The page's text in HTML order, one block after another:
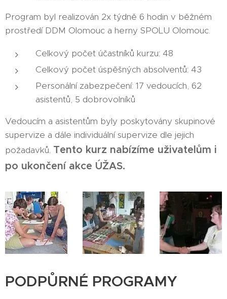
Program byl realizován 2x týdně 6 hodin v běžném
prostředí DDM Olomouc a herny SPOLU Olomouc.
Celkový počet účastníků kurzu: 48
Celkový počet úspěšných absolventů: 43
Personální zabezpečení: 17 vedoucích, 62
asistentů, 5 dobrovolníků
Vedoucím a asistentům byly poskytovány skupinové
supervize a dále individuální supervize dle jejich
požadavků. Tento kurz nabízíme uživatelům i
po ukončení akce ÚŽAS.
PODPŮRNÉ PROGRAMY